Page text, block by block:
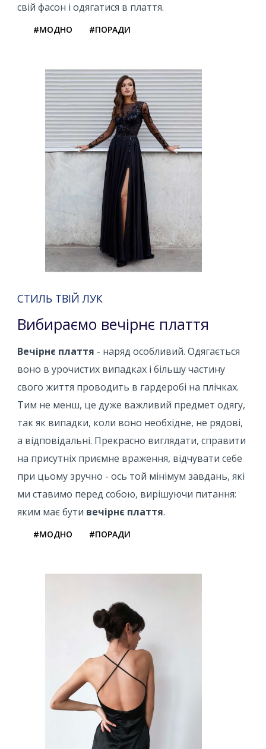
свій фасон і одягатися в плаття.
#МОДНО #ПОРАДИ
СТИЛЬ ТВІЙ ЛУК
Вибираємо вечірнє плаття
Вечірнє плаття - наряд особливий. Одягається
воно в урочистих випадках і більшу частину
свого життя проводить в гардеробі на плічках.
Тим не менш, це дуже важливий предмет одягу,
так як випадки, коли воно необхідне, не рядові,
а відповідальні. Прекрасно виглядати, справити
на присутніх приємне враження, відчувати себе
при цьому зручно - ось той мінімум завдань, які
ми ставимо перед собою, вирішуючи питання:
яким має бути вечірнє плаття.
#МОДНО #ПОРАДИ